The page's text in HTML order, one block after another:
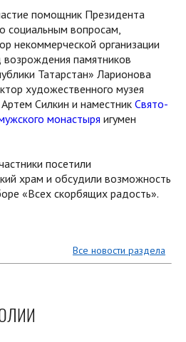
помощник Президента
социальным вопросам,
некоммерческой организации
памятников
Татарстан» Ларионова
художественного музея
Силкин и наместник Свято-
монастыря игумен
посетили
храм и обсудили возможность
«Всех скорбящих радость».
Все новости раздела